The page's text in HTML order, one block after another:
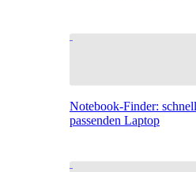
Notebook-Finder:
passenden Laptop